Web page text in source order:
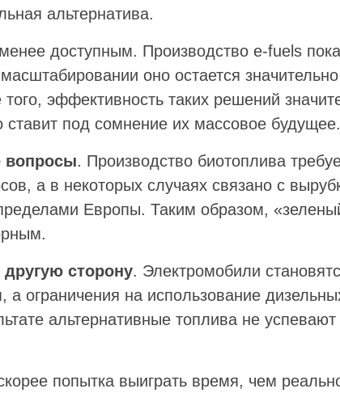
альтернатива.
доступным. Производство e-fuels пока
оно остается значительно
эффективность таких решений
ставит под сомнение их массовое будущее.
вопросы. Производство биотоплива
а в некоторых случаях связано с
Европы. Таким образом,
сторону. Электромобили
ограничения на использование
альтернативные топлива не успевают
попытка выиграть время, чем